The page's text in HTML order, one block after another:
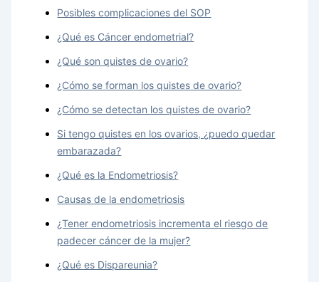
Posibles complicaciones del SOP
¿Qué es Cáncer endometrial?
¿Qué son quistes de ovario?
¿Cómo se forman los quistes de ovario?
¿Cómo se detectan los quistes de ovario?
Si tengo quistes en los ovarios, ¿puedo quedar
embarazada?
¿Qué es la Endometriosis?
Causas de la endometriosis
¿Tener endometriosis incrementa el riesgo de
padecer cáncer de la mujer?
¿Qué es Dispareunia?